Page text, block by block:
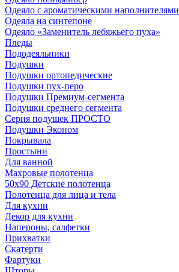
Одеяло с ароматическими наполнителями
Одеяла на синтепоне
Одеяло «Заменитель лебяжьего пуха»
Пледы
Пододеяльники
Подушки
Подушки ортопедические
Подушки пух-перо
Подушки Премиум-сегмента
Подушки среднего сегмента
Серия подушек ПРОСТО
Подушки Эконом
Покрывала
Простыни
Для ванной
Махровые полотенца
50х90 Детские полотенца
Полотенца для лица и тела
Для кухни
Декор для кухни
Напероны, салфетки
Прихватки
Скатерти
Фартуки